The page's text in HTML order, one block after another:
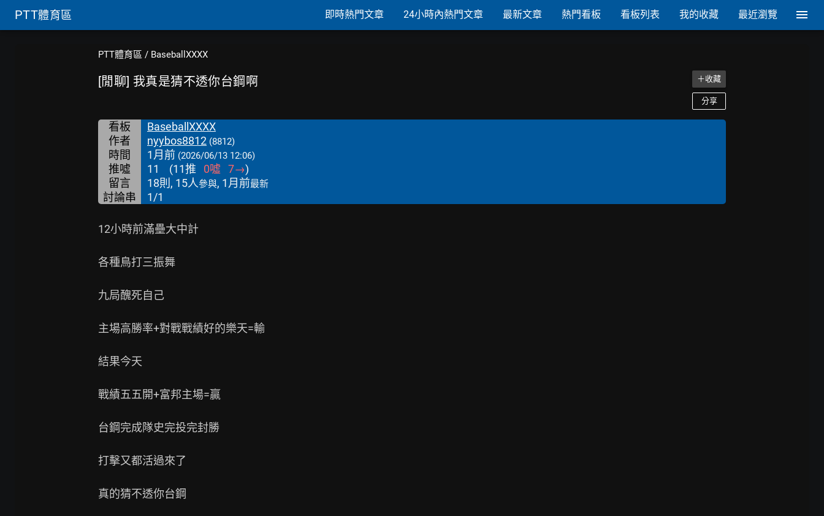
PTT體育區 即時熱門文章 24小時內熱門文章 最新文章 熱門看板 看板列表 我的收藏 最近瀏覽
PTT體育區 / BaseballXXXX
[閒聊] 我真是猜不透你台鋼啊 ＋收藏
分享
看板
BaseballXXXX
作者
nyybos8812 (8812)
時間 1月前 (2026/06/13 12:06)
推噓 11 (11推 0噓 7→)
留言
18則, 15人參與, 1月前最新
討論串 1/1
12小時前滿壘大中計
各種鳥打三振舞
九局醜死自己
主場高勝率+對戰戰績好的樂天=輸
結果今天
戰績五五開+富邦主場=贏
台鋼完成隊史完投完封勝
打擊又都活過來了
真的猜不透你台鋼